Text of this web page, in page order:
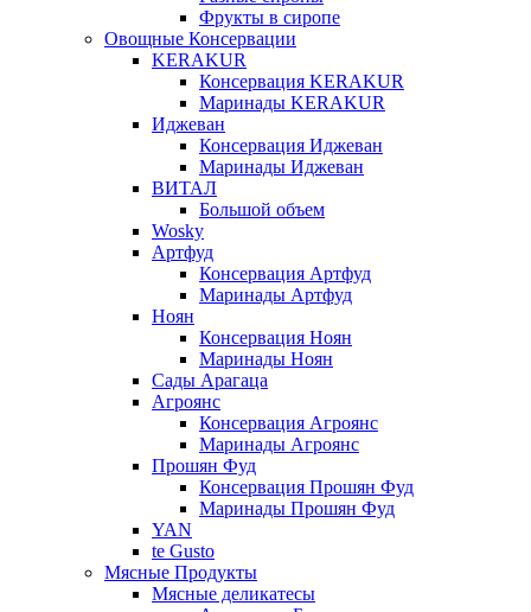
Фрукты в сиропе
Овощные Консервации
KERAKUR
Консервация KERAKUR
Маринады KERAKUR
Иджеван
Консервация Иджеван
Маринады Иджеван
ВИТАЛ
Большой объем
Wosky
Артфуд
Консервация Артфуд
Маринады Артфуд
Ноян
Консервация Ноян
Маринады Ноян
Сады Арагаца
Агроянс
Консервация Агроянс
Маринады Агроянс
Прошян Фуд
Консервация Прошян Фуд
Маринады Прошян Фуд
YAN
te Gusto
Мясные Продукты
Мясные деликатесы